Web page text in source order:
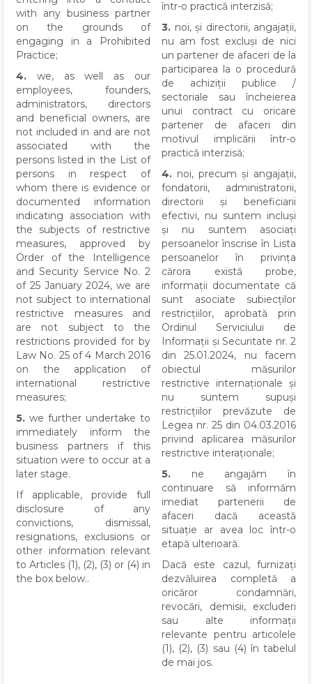
with any business partner
on the grounds of
engaging in a Prohibited
Practice;
4. we, as well as our
employees, founders,
administrators, directors
and beneficial owners, are
not included in and are not
associated with the
persons listed in the List of
persons in respect of
whom there is evidence or
documented information
indicating association with
the subjects of restrictive
measures, approved by
Order of the Intelligence
and Security Service No. 2
of 25 January 2024, we are
not subject to international
restrictive measures and
are not subject to the
restrictions provided for by
Law No. 25 of 4 March 2016
on the application of
international restrictive
measures;
5. we further undertake to
immediately inform the
business partners if this
situation were to occur at a
later stage.
If applicable, provide full
disclosure of any
convictions, dismissal,
resignations, exclusions or
other information relevant
to Articles (1), (2), (3) or (4) in
the box below..
într-o practică interzisă;
3. noi, și directorii, angajații,
nu am fost excluși de nici
un partener de afaceri de la
participarea la o procedură
de achiziții publice /
sectoriale sau încheierea
unui contract cu oricare
partener de afaceri din
motivul implicării într-o
practică interzisă;
4. noi, precum și angajații,
fondatorii, administratorii,
directorii și beneficiarii
efectivi, nu suntem incluși
și nu suntem asociați
persoanelor înscrise în Lista
persoanelor în privința
cărora există probe,
informații documentate că
sunt asociate subiecților
restricțiilor, aprobată prin
Ordinul Serviciului de
Informații și Securitate nr. 2
din 25.01.2024, nu facem
obiectul măsurilor
restrictive internaționale și
nu suntem supuși
restricțiilor prevăzute de
Legea nr. 25 din 04.03.2016
privind aplicarea măsurilor
restrictive interaționale;
5. ne angajăm în
continuare să informăm
imediat partenerii de
afaceri dacă această
situație ar avea loc într-o
etapă ulterioară.
Dacă este cazul, furnizați
dezvăluirea completă a
oricăror condamnări,
revocări, demisii, excluderi
sau alte informații
relevante pentru articolele
(1), (2), (3) sau (4) în tabelul
de mai jos.